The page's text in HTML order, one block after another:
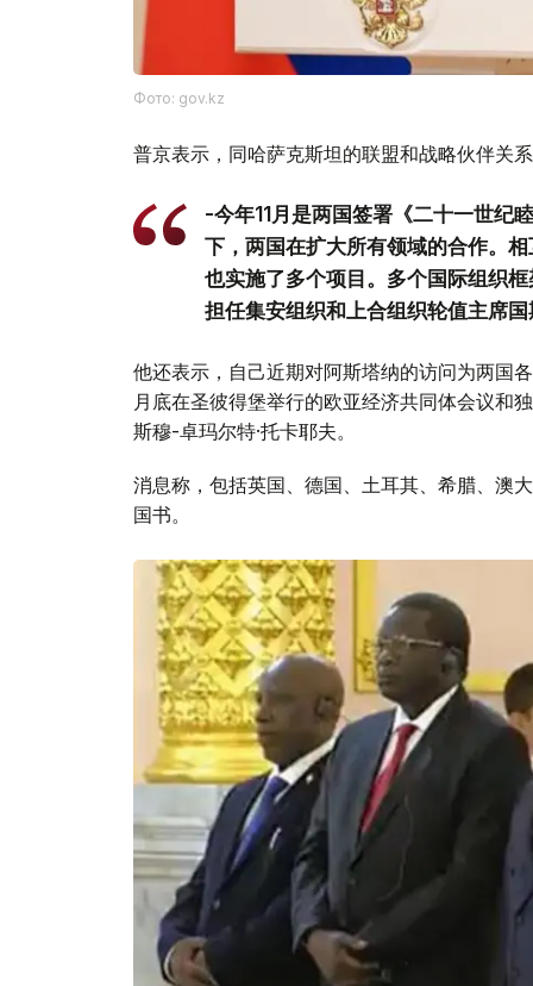
Фото: gov.kz
普京表示，同哈萨克斯坦的联盟和战略伙伴关
-今年11月是两国签署《二十一世纪
下，两国在扩大所有领域的合作。
也实施了多个项目。多个国际组织
担任集安组织和上合组织轮值主席
他还表示，自己近期对阿斯塔纳的访问为两国
月底在圣彼得堡举行的欧亚经济共同体会议和
斯穆-卓玛尔特·托卡耶夫。
消息称，包括英国、德国、土耳其、希腊、澳
国书。